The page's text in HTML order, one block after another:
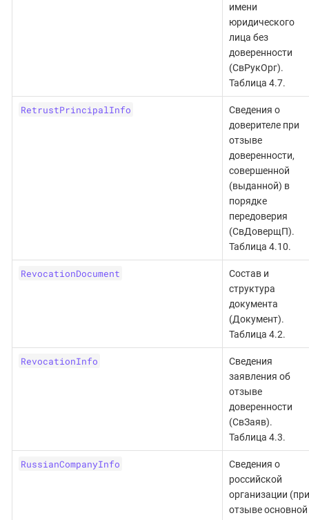
имени
юридического
лица без
доверенности
(СвРукОрг).
Таблица 4.7.
RetrustPrincipalInfo
Сведения о
доверителе при
отзыве
доверенности,
совершенной
(выданной) в
порядке
передоверия
(СвДоверщП).
Таблица 4.10.
RevocationDocument
Состав и
структура
документа
(Документ).
Таблица 4.2.
RevocationInfo
Сведения
заявления об
отзыве
доверенности
(СвЗаяв).
Таблица 4.3.
RussianCompanyInfo
Сведения о
российской
организации (при
отзыве основной